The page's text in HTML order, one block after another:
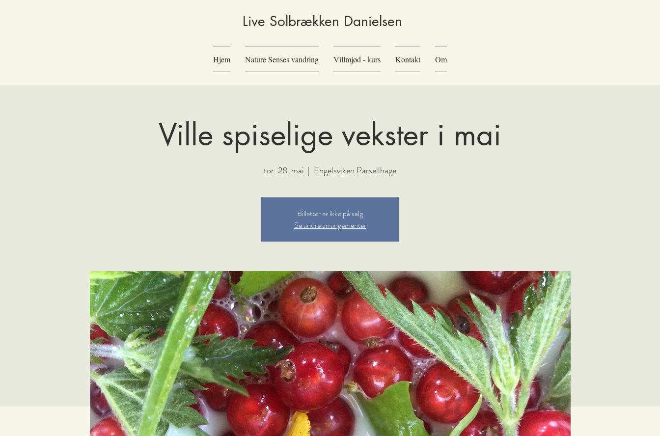
Live Solbrækken Danielsen
Hjem Nature Senses vandring Villmjød - kurs Kontakt Om
Ville spiselige vekster i mai
tor. 28. mai
  |
Engelsviken Parsellhage
Billetter er ikke på salg
Se andre arrangementer